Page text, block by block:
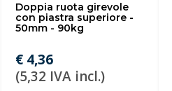
Doppia ruota girevole
con piastra superiore -
50mm - 90kg
€ 4,36
(5,32 IVA incl.)